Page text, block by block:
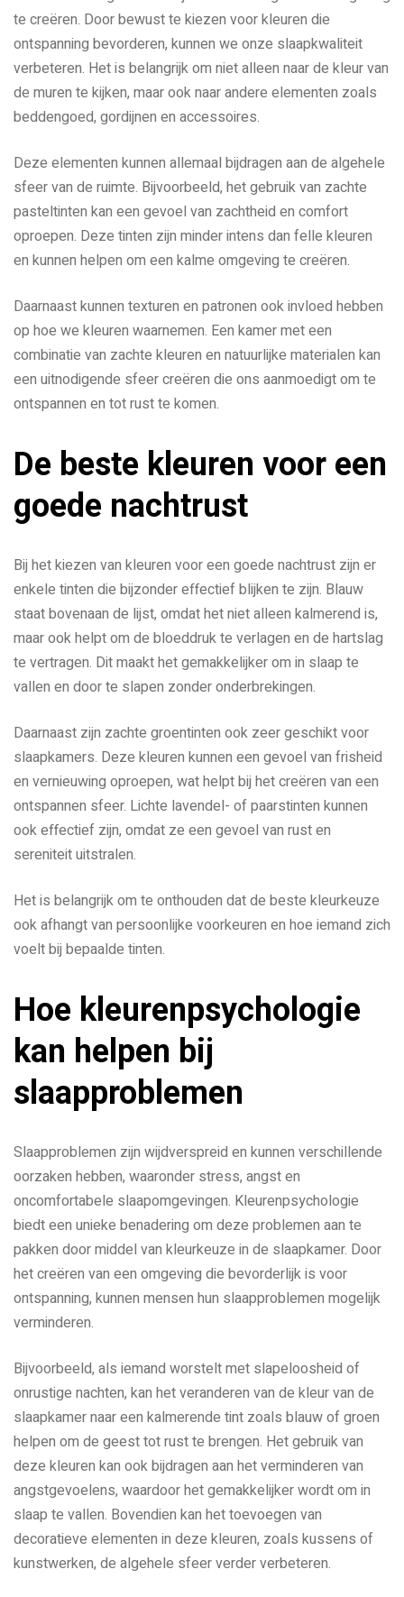
te creëren. Door bewust te kiezen voor kleuren die
ontspanning bevorderen, kunnen we onze slaapkwaliteit
verbeteren. Het is belangrijk om niet alleen naar de kleur van
de muren te kijken, maar ook naar andere elementen zoals
beddengoed, gordijnen en accessoires.
Deze elementen kunnen allemaal bijdragen aan de algehele
sfeer van de ruimte. Bijvoorbeeld, het gebruik van zachte
pasteltinten kan een gevoel van zachtheid en comfort
oproepen. Deze tinten zijn minder intens dan felle kleuren
en kunnen helpen om een kalme omgeving te creëren.
Daarnaast kunnen texturen en patronen ook invloed hebben
op hoe we kleuren waarnemen. Een kamer met een
combinatie van zachte kleuren en natuurlijke materialen kan
een uitnodigende sfeer creëren die ons aanmoedigt om te
ontspannen en tot rust te komen.
De beste kleuren voor een
goede nachtrust
Bij het kiezen van kleuren voor een goede nachtrust zijn er
enkele tinten die bijzonder effectief blijken te zijn. Blauw
staat bovenaan de lijst, omdat het niet alleen kalmerend is,
maar ook helpt om de bloeddruk te verlagen en de hartslag
te vertragen. Dit maakt het gemakkelijker om in slaap te
vallen en door te slapen zonder onderbrekingen.
Daarnaast zijn zachte groentinten ook zeer geschikt voor
slaapkamers. Deze kleuren kunnen een gevoel van frisheid
en vernieuwing oproepen, wat helpt bij het creëren van een
ontspannen sfeer. Lichte lavendel- of paarstinten kunnen
ook effectief zijn, omdat ze een gevoel van rust en
sereniteit uitstralen.
Het is belangrijk om te onthouden dat de beste kleurkeuze
ook afhangt van persoonlijke voorkeuren en hoe iemand zich
voelt bij bepaalde tinten.
Hoe kleurenpsychologie
kan helpen bij
slaapproblemen
Slaapproblemen zijn wijdverspreid en kunnen verschillende
oorzaken hebben, waaronder stress, angst en
oncomfortabele slaapomgevingen. Kleurenpsychologie
biedt een unieke benadering om deze problemen aan te
pakken door middel van kleurkeuze in de slaapkamer. Door
het creëren van een omgeving die bevorderlijk is voor
ontspanning, kunnen mensen hun slaapproblemen mogelijk
verminderen.
Bijvoorbeeld, als iemand worstelt met slapeloosheid of
onrustige nachten, kan het veranderen van de kleur van de
slaapkamer naar een kalmerende tint zoals blauw of groen
helpen om de geest tot rust te brengen. Het gebruik van
deze kleuren kan ook bijdragen aan het verminderen van
angstgevoelens, waardoor het gemakkelijker wordt om in
slaap te vallen. Bovendien kan het toevoegen van
decoratieve elementen in deze kleuren, zoals kussens of
kunstwerken, de algehele sfeer verder verbeteren.